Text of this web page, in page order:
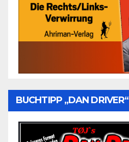
BUCHTIPP „DAN DRIVER“